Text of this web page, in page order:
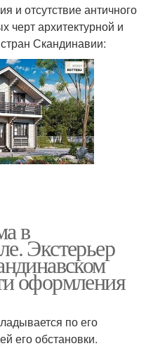
и отсутствие античного
черт архитектурной и
Скандинавии:
в
Экстерьер
оформления
по его
его обстановки.